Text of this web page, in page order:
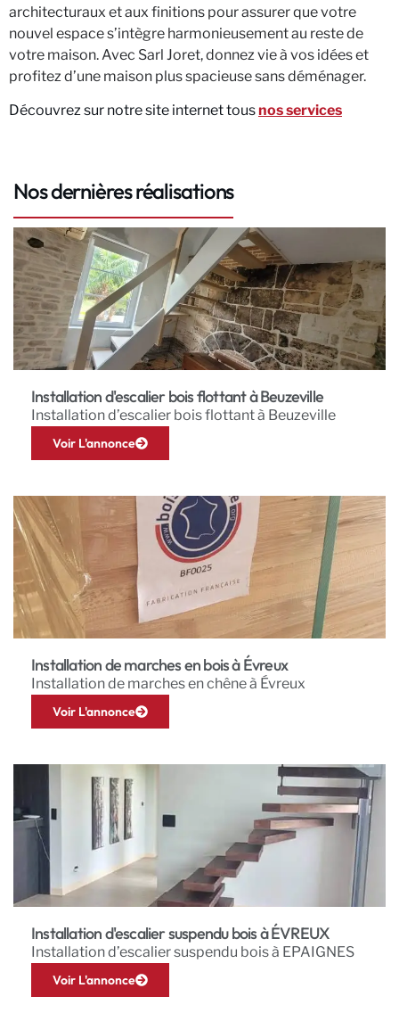
architecturaux et aux finitions pour assurer que votre
nouvel espace s’intègre harmonieusement au reste de
votre maison. Avec Sarl Joret, donnez vie à vos idées et
profitez d’une maison plus spacieuse sans déménager.
Découvrez sur notre site internet tousnos services
Nos dernières réalisations
Installation d'escalier bois flottant à Beuzeville
Installation d’escalier bois flottant à Beuzeville
Voir L'annonce
Installation de marches en bois à Évreux
Installation de marches en chêne à Évreux
Voir L'annonce
Installation d'escalier suspendu bois à ÉVREUX
Installation d’escalier suspendu bois à EPAIGNES
Voir L'annonce